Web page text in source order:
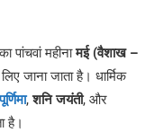
पांचवां महीनामई (वैशाख –
जाना जाता है। धार्मिक
,शनि जयंती, और
है।